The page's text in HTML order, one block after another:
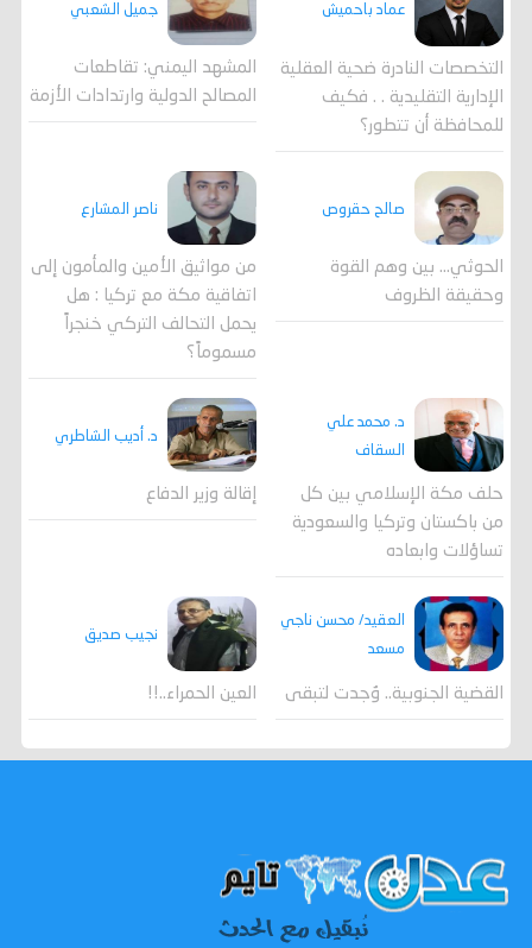
عماد باحميش
التخصصات النادرة ضحية العقلية
الإدارية التقليدية . . فكيف
للمحافظة أن تتطور؟
جميل الشعبي
المشهد اليمني: تقاطعات
المصالح الدولية وارتدادات الأزمة
صالح حقروص
الحوثي... بين وهم القوة
وحقيقة الظروف
ناصر المشارع
من مواثيق الأمين والمأمون إلى
اتفاقية مكة مع تركيا : هل
يحمل التحالف التركي خنجراً
مسموماً؟
د. محمد علي
السقاف
حلف مكة الإسلامي بين كل
من باكستان وتركيا والسعودية
تساؤلات وابعاده
د. أديب الشاطري
إقالة وزير الدفاع
العقيد/ محسن ناجي
مسعد
القضية الجنوبية.. وُجدت لتبقى
نجيب صديق
العين الحمراء..!!